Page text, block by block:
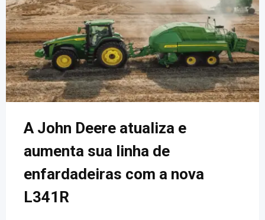
A John Deere atualiza e
aumenta sua linha de
enfardadeiras com a nova
L341R